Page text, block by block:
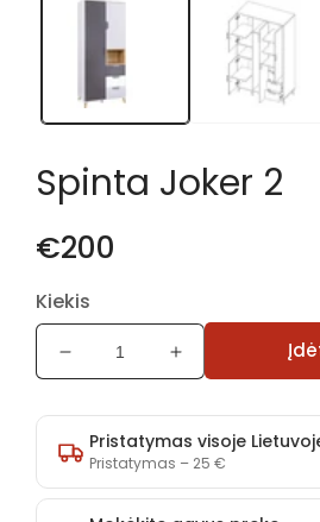
modaliniame
Spinta Joker 2
€200
Kiekis
Sumažinti
Spinta
Joker
kiekį
Padidinti
Spinta
Joker
2
kiekį
Pristatymas visoje
Pristatymas – 25 €